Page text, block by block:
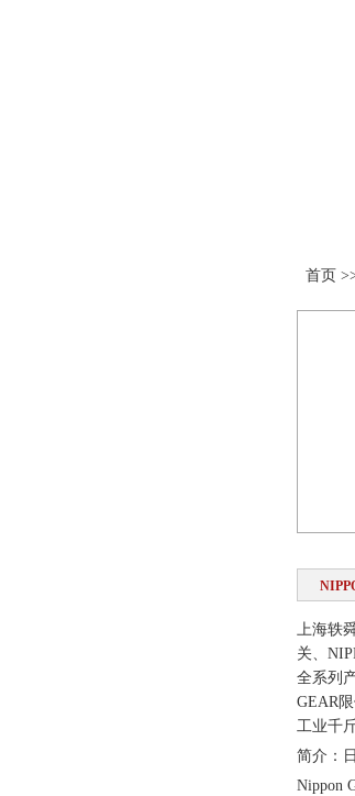
首页
上海轶
关、
全系列
GEAR
工业千
简介：
Nippon